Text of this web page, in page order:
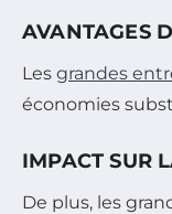
AVANTAGES
Les grandes
économies
IMPACT SUR
De plus, les